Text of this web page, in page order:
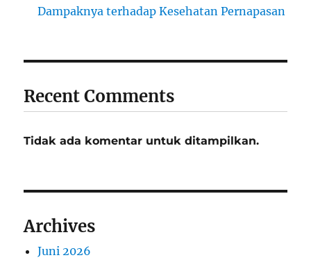
Dampaknya terhadap Kesehatan Pernapasan
Recent Comments
Tidak ada komentar untuk ditampilkan.
Archives
Juni 2026